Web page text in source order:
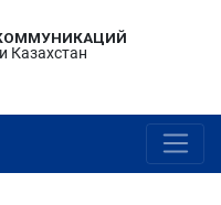
Казахстан